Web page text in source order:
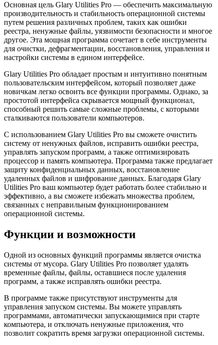
Основная цель Glary Utilities Pro — обеспечить максимальную
производительность и стабильность операционной системы
путем решения различных проблем, таких как ошибки
реестра, ненужные файлы, уязвимости безопасности и многое
другое. Эта мощная программа сочетает в себе инструменты
для очистки, дефрагментации, восстановления, управления и
настройки системы в едином интерфейсе.
Glary Utilities Pro обладает простым и интуитивно понятным
пользовательским интерфейсом, который позволяет даже
новичкам легко освоить все функции программы. Однако, за
простотой интерфейса скрывается мощный функционал,
способный решить самые сложные проблемы, с которыми
сталкиваются пользователи компьютеров.
С использованием Glary Utilities Pro вы сможете очистить
систему от ненужных файлов, исправить ошибки реестра,
управлять запуском программ, а также оптимизировать
процессор и память компьютера. Программа также предлагает
защиту конфиденциальных данных, восстановление
удаленных файлов и шифрование данных. Благодаря Glary
Utilities Pro ваш компьютер будет работать более стабильно и
эффективно, а вы сможете избежать множества проблем,
связанных с неправильным функционированием
операционной системы.
Функции и возможности
Одной из основных функций программы является очистка
системы от мусора. Glary Utilities Pro позволяет удалять
временные файлы, файлы, оставшиеся после удаления
программ, а также исправлять ошибки реестра.
В программе также присутствуют инструменты для
управления запуском системы. Вы можете управлять
программами, автоматически запускающимися при старте
компьютера, и отключать ненужные приложения, что
позволит сократить время загрузки операционной системы.